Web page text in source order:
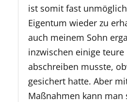
ist somit fast
Eigentum wieder zu
auch meinem Sohn
inzwischen einige teure
abschreiben musste,
gesichert hatte. Aber
Maßnahmen kann man